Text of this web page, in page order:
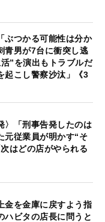
ぶつかる可能性は分か
青男が7台に衝突し逃
”を演出もトラブルだ
起こし警察沙汰」《3
〉「刑事告発したのは
元従業員が明かす“そ
はどの店がやられる
金を金庫に戻すよう指
ハビタの店長に問うと